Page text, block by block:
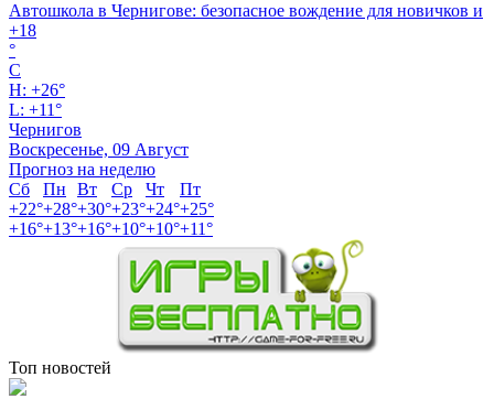
Автошкола в Чернигове: безопасное вождение для новичков и
+18
°
C
H: +26°
L: +11°
Чернигов
Воскресенье, 09 Август
Прогноз на неделю
Сб
Пн Вт Ср Чт
Пт
+22°+28°+30°+23°+24°+25°
+16°+13°+16°+10°+10°+11°
Топ новостей